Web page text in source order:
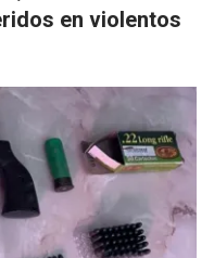
en violentos